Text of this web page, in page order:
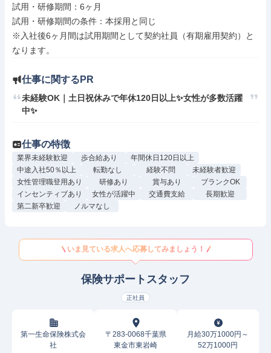
試用・研修期間：6ヶ月
試用・研修期間の条件：本採用と同じ
※入社後6ヶ月間は試用期間として契約社員（有期雇用契約）と
仕事に関するPR
未経験OK｜土日祝休みで年休120日以上✨女性が多数活躍
中✨
仕事の特徴
業界未経験歓迎 歩合給あり
年間休日120日以上
中途入社50％以上
転勤なし 経験不問
未経験者歓迎
女性管理職登用あり
研修あり 賞与あり
ブランクOK
インセンティブあり
女性が活躍中 交通費支給
長期歓迎
第二新卒歓迎
ノルマなし
いま見ている求人へ応募してみましょう！
保険サポートスタッフ
正社員
第一生命保険株式会
社
〒283-0068千葉県
東金市東岩崎
月給30万1000円～
52万1000円